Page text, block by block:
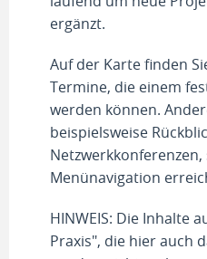
ergänzt.
Auf der Karte finden
Termine, die einem
werden können.
beispielsweise
Menünavigation
HINWEIS: Die Inhalte
Praxis", die hier auch